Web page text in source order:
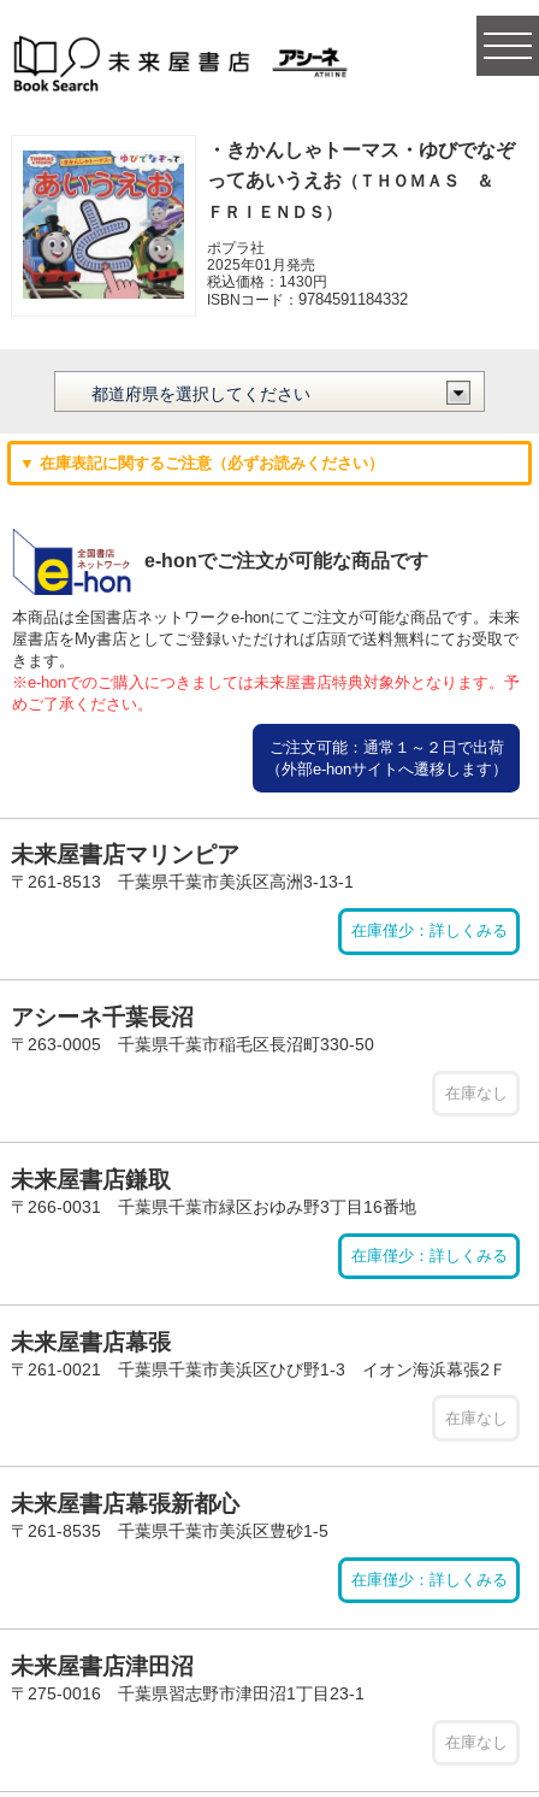
・きかんしゃトーマス・ゆびでなぞ
ってあいうえお （ＴＨＯＭＡＳ ＆
ＦＲＩＥＮＤＳ）
ポプラ社
2025年01月発売
税込価格：1430円
ISBNコード：9784591184332
▼ 在庫表記に関するご注意（必ずお読みください）
e-honでご注文が可能な商品です
本商品は全国書店ネットワークe-honにてご注文が可能な商品です。未来
屋書店をMy書店としてご登録いただければ店頭で送料無料にてお受取で
きます。
※e-honでのご購入につきましては未来屋書店特典対象外となります。予
めご了承ください。
ご注文可能：通常１～２日で出荷
（外部e-honサイトへ遷移します）
未来屋書店マリンピア
〒261-8513 千葉県千葉市美浜区高洲3-13-1
在庫僅少：詳しくみる
アシーネ千葉長沼
〒263-0005 千葉県千葉市稲毛区長沼町330-50
在庫なし
未来屋書店鎌取
〒266-0031 千葉県千葉市緑区おゆみ野3丁目16番地
在庫僅少：詳しくみる
未来屋書店幕張
〒261-0021 千葉県千葉市美浜区ひび野1-3 イオン海浜幕張2Ｆ
在庫なし
未来屋書店幕張新都心
〒261-8535 千葉県千葉市美浜区豊砂1-5
在庫僅少：詳しくみる
未来屋書店津田沼
〒275-0016 千葉県習志野市津田沼1丁目23-1
在庫なし